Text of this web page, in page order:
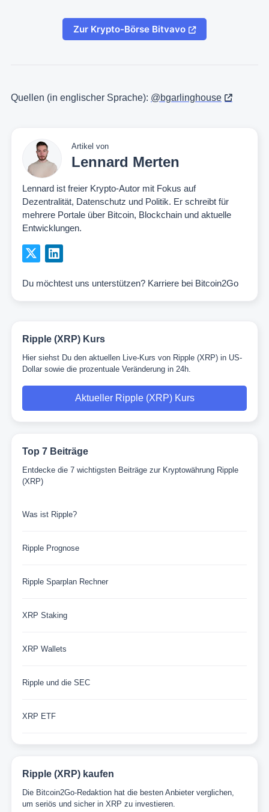
Zur Krypto-Börse Bitvavo
Quellen (in englischer Sprache): @bgarlinghouse
Artikel von
Lennard Merten
Lennard ist freier Krypto-Autor mit Fokus auf
Dezentralität, Datenschutz und Politik. Er schreibt für
mehrere Portale über Bitcoin, Blockchain und aktuelle
Entwicklungen.
Du möchtest uns unterstützen? Karriere bei Bitcoin2Go
Ripple (XRP) Kurs
Hier siehst Du den aktuellen Live-Kurs von Ripple (XRP) in US-
Dollar sowie die prozentuale Veränderung in 24h.
Aktueller Ripple (XRP) Kurs
Top 7 Beiträge
Entdecke die 7 wichtigsten Beiträge zur Kryptowährung Ripple
(XRP)
Was ist Ripple?
Ripple Prognose
Ripple Sparplan Rechner
XRP Staking
XRP Wallets
Ripple und die SEC
XRP ETF
Ripple (XRP) kaufen
Die Bitcoin2Go-Redaktion hat die besten Anbieter verglichen,
um seriös und sicher in XRP zu investieren.